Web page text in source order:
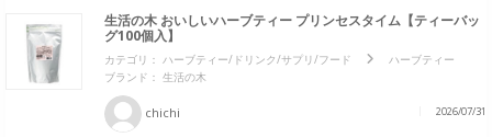
生活の木 おいしいハーブティー プリンセスタイム【ティーバッ
グ100個入】
カテゴリ： ハーブティー/ドリンク/サプリ/フード
ハーブティー
ブランド： 生活の木
chichi 2026/07/31